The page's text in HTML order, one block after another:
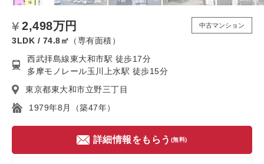
2,498万円
3LDK / 74.8㎡ （専有面積）
中古マンション
西武拝島線東大和市駅 徒歩17分
多摩モノレール玉川上水駅 徒歩15分
東京都東大和市立野三丁目
1979年8月（築47年）
詳細情報をもらう (無料)